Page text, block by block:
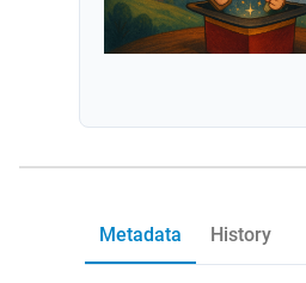
Metadata History